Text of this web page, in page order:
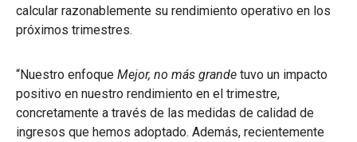
calcular razonablemente su rendimiento operativo en los
próximos trimestres.
“Nuestro enfoque Mejor, no más grande tuvo un impacto
positivo en nuestro rendimiento en el trimestre,
concretamente a través de las medidas de calidad de
ingresos que hemos adoptado. Además, recientemente